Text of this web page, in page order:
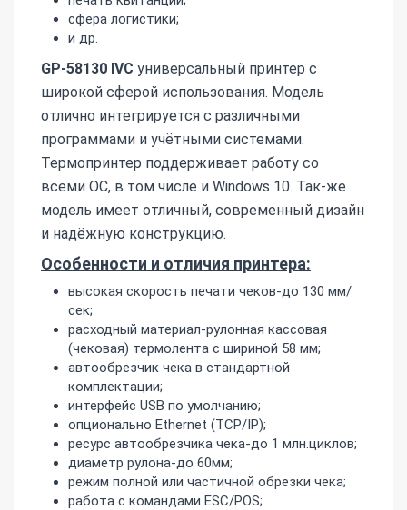
сфера логистики;
и др.
GP-58130 IVC универсальный принтер с
широкой сферой использования. Модель
отлично интегрируется с различными
программами и учётными системами.
Термопринтер поддерживает работу со
всеми ОС, в том числе и Windows 10. Так-же
модель имеет отличный, современный дизайн
и надёжную конструкцию.
Особенности и отличия принтера:
высокая скорость печати чеков-до 130 мм/
сек;
расходный материал-рулонная кассовая
(чековая) термолента с шириной 58 мм;
автообрезчик чека в стандартной
комплектации;
интерфейс USB по умолчанию;
опционально Ethernet (TCP/IP);
ресурс автообрезчика чека-до 1 млн.циклов;
диаметр рулона-до 60мм;
режим полной или частичной обрезки чека;
работа с командами ESC/POS;